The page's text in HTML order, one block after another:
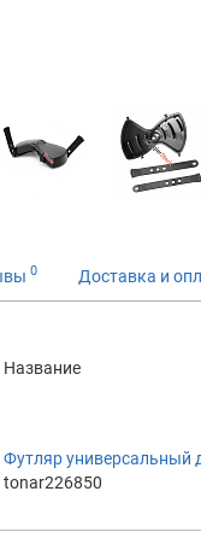
0 Доставка и
Название
Футляр универсальный
tonar226850